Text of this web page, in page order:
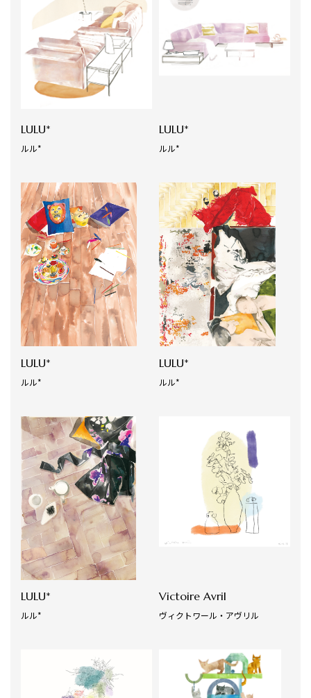
LULU*
ルル*
LULU*
ルル*
LULU*
ルル*
LULU*
ルル*
LULU*
ルル*
Victoire Avril
ヴィクトワール・アヴリル